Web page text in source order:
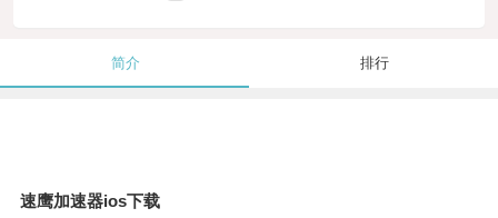
简介 排行
速鹰加速器ios下载